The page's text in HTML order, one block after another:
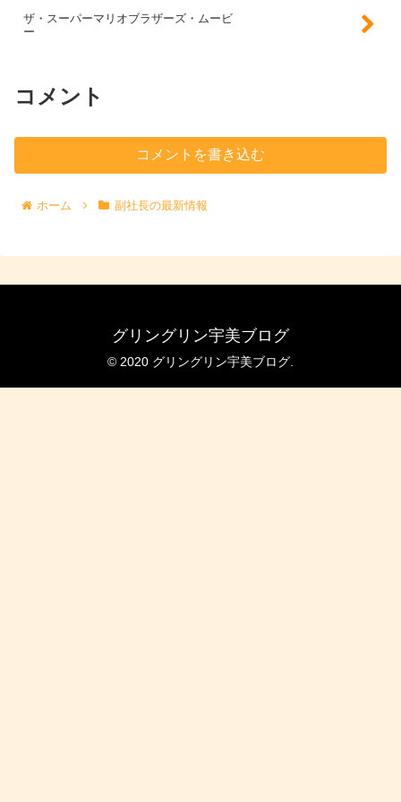
ザ・スーパーマリオブラザーズ・ムービ
ー
コメント
コメントを書き込む
ホーム 副社長の最新情報
グリングリン宇美ブログ
© 2020 グリングリン宇美ブログ.